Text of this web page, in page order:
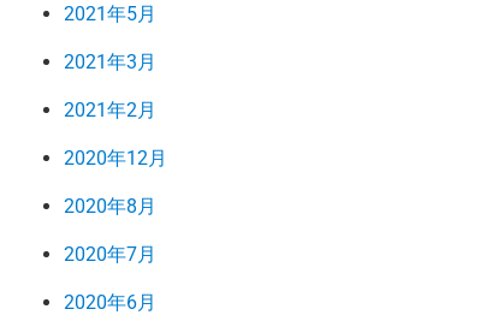
2021年5月
2021年3月
2021年2月
2020年12月
2020年8月
2020年7月
2020年6月